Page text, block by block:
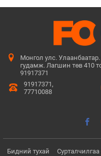
Монгол улс.
гудамж. Лагшин төв 410
91917371
91917371,
77710088
Бидний тухай